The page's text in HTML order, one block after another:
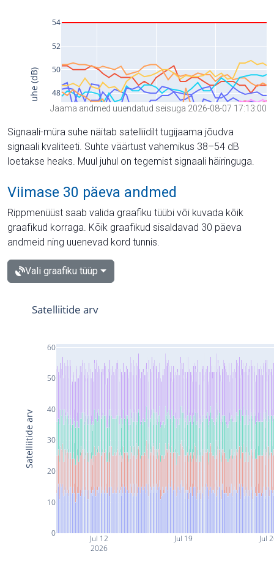
Jaama andmed uuendatud seisuga 2026-08-07 17:13:00
Signaali-müra suhe näitab satelliidilt tugijaama jõudva
signaali kvaliteeti. Suhte väärtust vahemikus 38–54 dB
loetakse heaks. Muul juhul on tegemist signaali häiringuga.
Viimase 30 päeva andmed
Rippmenüüst saab valida graafiku tüübi või kuvada kõik
graafikud korraga. Kõik graafikud sisaldavad 30 päeva
andmeid ning uuenevad kord tunnis.
Vali graafiku tüüp
Jul 12
2026
Jul 19 Jul
0
10
20
30
40
50
60
Satelliitide arv
Satelliitide arv